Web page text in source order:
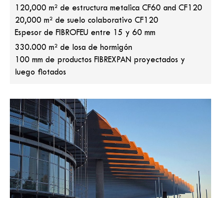
120,000 m² de estructura metalica CF60 and CF120
20,000 m² de suelo colaborativo CF120
Espesor de FIBROFEU entre 15 y 60 mm
330.000 m² de losa de hormigón
100 mm de productos FIBREXPAN proyectados y
luego flotados